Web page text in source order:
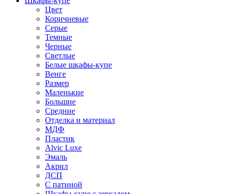
Цвет
Коричневые
Серые
Темные
Черные
Светлые
Белые шкафы-купе
Венге
Размер
Маленькие
Большие
Средние
Отделка и материал
МДФ
Пластик
Alvic Luxe
Эмаль
Акрил
ДСП
С патиной